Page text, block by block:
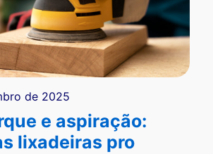
de 2025
e aspiração:
lixadeiras pro